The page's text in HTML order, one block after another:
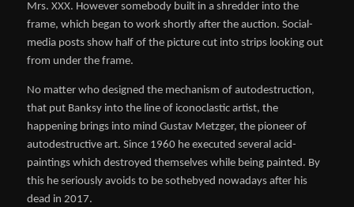
Mrs. XXX. However somebody built in a shredder into the
frame, which began to work shortly after the auction. Social-
media posts show half of the picture cut into strips looking out
from under the frame.
No matter who designed the mechanism of autodestruction,
that put Banksy into the line of iconoclastic artist, the
happening brings into mind Gustav Metzger, the pioneer of
autodestructive art. Since 1960 he executed several acid-
paintings which destroyed themselves while being painted. By
this he seriously avoids to be sothebyed nowadays after his
dead in 2017.